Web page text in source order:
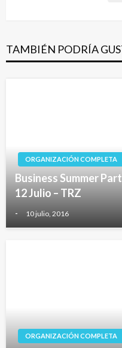
TAMBIÉN PODRÍA
ORGANIZACIÓN COMPLETA
Business Summer
12 Julio – TRZ
- 10 julio, 2016
ORGANIZACIÓN COMPLETA